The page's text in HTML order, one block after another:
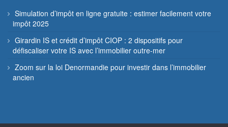
Simulation d’impôt en ligne gratuite : estimer facilement votre
impôt 2025
Girardin IS et crédit d’impôt CIOP : 2 dispositifs pour
défiscaliser votre IS avec l’immobilier outre-mer
Zoom sur la loi Denormandie pour investir dans l’immobilier
ancien